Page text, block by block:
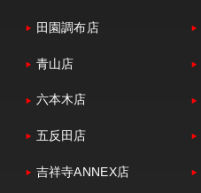
田園調布店
青山店
六本木店
五反田店
吉祥寺ANNEX店